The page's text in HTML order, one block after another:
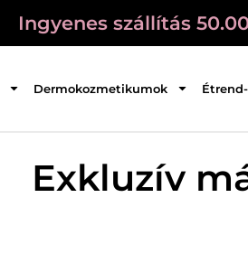
Ingyenes szállítás
Dermokozmetikumok
Exkluzív